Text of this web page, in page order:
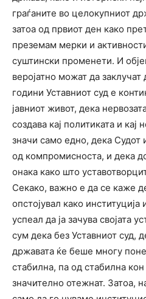
граѓаните во целокупниот
затоа од првиот ден како
преземам мерки и
суштински променети. И
веројатно можат да
години Уставниот суд е
јавниот живот, дека
создава кај политиката и
значи само едно, дека Судот
од компромисноста, и дека
онака како што
Секако, важно е да се каже
опстојувал како
успеал да ја зачува својата
сум дека без Уставниот суд,
државата ќе беше многу
стабилна, па од стабилна
значително отежнат. Затоа,